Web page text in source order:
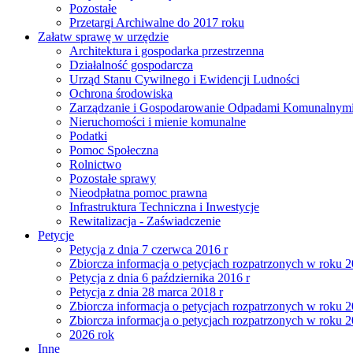
Pozostałe
Przetargi Archiwalne do 2017 roku
Załatw sprawę w urzędzie
Architektura i gospodarka przestrzenna
Działalność gospodarcza
Urząd Stanu Cywilnego i Ewidencji Ludności
Ochrona środowiska
Zarządzanie i Gospodarowanie Odpadami Komunalnymi
Nieruchomości i mienie komunalne
Podatki
Pomoc Społeczna
Rolnictwo
Pozostałe sprawy
Nieodpłatna pomoc prawna
Infrastruktura Techniczna i Inwestycje
Rewitalizacja - Zaświadczenie
Petycje
Petycja z dnia 7 czerwca 2016 r
Zbiorcza informacja o petycjach rozpatrzonych w roku
Petycja z dnia 6 października 2016 r
Petycja z dnia 28 marca 2018 r
Zbiorcza informacja o petycjach rozpatrzonych w roku
Zbiorcza informacja o petycjach rozpatrzonych w roku
2026 rok
Inne